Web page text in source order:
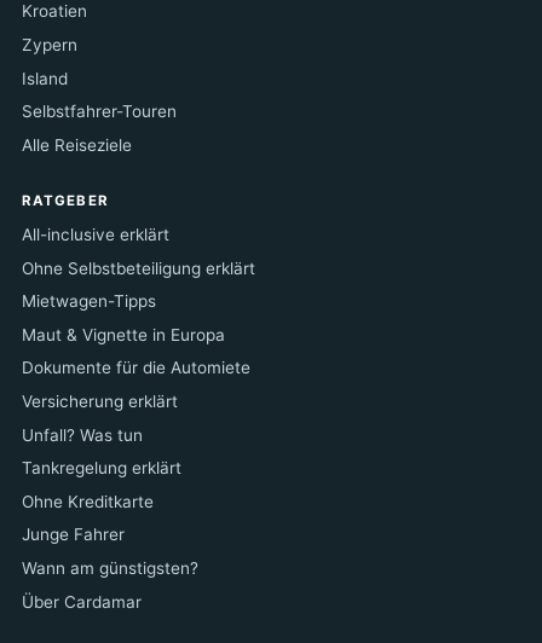
Kroatien
Zypern
Island
Selbstfahrer-Touren
Alle Reiseziele
RATGEBER
All-inclusive erklärt
Ohne Selbstbeteiligung erklärt
Mietwagen-Tipps
Maut & Vignette in Europa
Dokumente für die Automiete
Versicherung erklärt
Unfall? Was tun
Tankregelung erklärt
Ohne Kreditkarte
Junge Fahrer
Wann am günstigsten?
Über Cardamar